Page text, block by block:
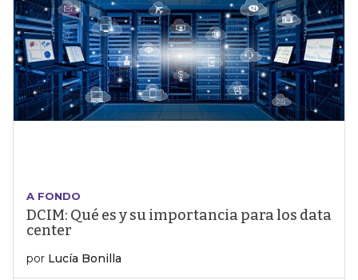
A FONDO
DCIM: Qué es y su importancia para los data
center
por Lucía Bonilla